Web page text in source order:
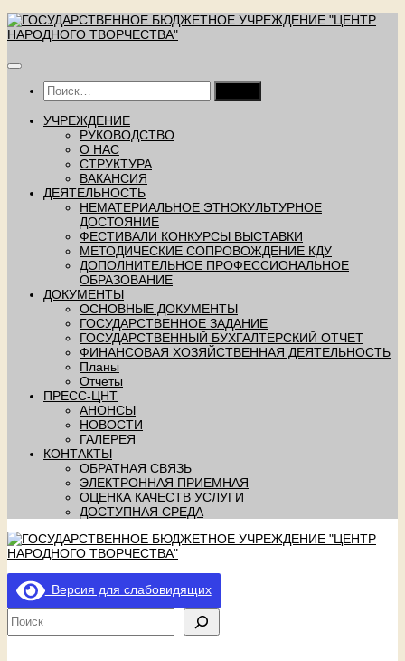
Перейти
к
Найти:
УЧРЕЖДЕНИЕ
РУКОВОДСТВО
О НАС
СТРУКТУРА
ВАКАНСИЯ
ДЕЯТЕЛЬНОСТЬ
НЕМАТЕРИАЛЬНОЕ ЭТНОКУЛЬТУРНОЕ
ДОСТОЯНИЕ
ФЕСТИВАЛИ КОНКУРСЫ ВЫСТАВКИ
МЕТОДИЧЕСКИЕ СОПРОВОЖДЕНИЕ КДУ
ДОПОЛНИТЕЛЬНОЕ ПРОФЕССИОНАЛЬНОЕ
ОБРАЗОВАНИЕ
ДОКУМЕНТЫ
ОСНОВНЫЕ ДОКУМЕНТЫ
ГОСУДАРСТВЕННОЕ ЗАДАНИЕ
ГОСУДАРСТВЕННЫЙ БУХГАЛТЕРСКИЙ ОТЧЕТ
ФИНАНСОВАЯ ХОЗЯЙСТВЕННАЯ ДЕЯТЕЛЬНОСТЬ
Планы
Отчеты
ПРЕСС-ЦНТ
АНОНСЫ
НОВОСТИ
ГАЛЕРЕЯ
КОНТАКТЫ
ОБРАТНАЯ СВЯЗЬ
ЭЛЕКТРОННАЯ ПРИЕМНАЯ
ОЦЕНКА КАЧЕСТВ УСЛУГИ
ДОСТУПНАЯ СРЕДА
Версия для слабовидящих